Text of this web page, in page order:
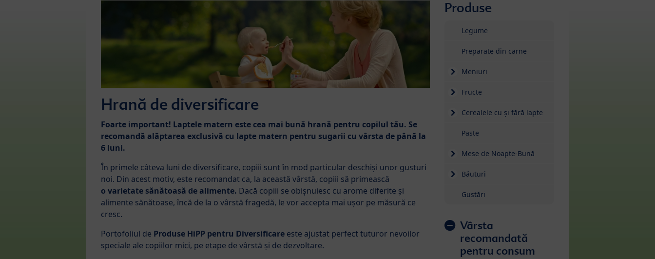
Sari la lista de produse
Produse
Legume
Preparate din carne
Meniuri
Fructe
Cerealele cu și fără lapte
Paste
Mese de Noapte-Bună
Băuturi
Gustări
Vârsta
recomandată
pentru consum
Hrană de diversificare
Foarte important! Laptele matern este cea mai bună hrană pentru copilul tău. Se
recomandă alăptarea exclusivă cu lapte matern pentru sugarii cu vârsta de până la
6 luni.
În primele câteva luni de diversificare, copiii sunt în mod particular deschiși unor gusturi
noi. Din acest motiv, este recomandat ca, la această vârstă, copiii să primească
o varietate sănătoasă de alimente. Dacă copiii se obișnuiesc cu arome diferite și
alimente sănătoase, încă de la o vârstă fragedă, le vor accepta mai ușor pe măsură ce
cresc.
Portofoliul de Produse HiPP pentru Diversificare este ajustat perfect tuturor nevoilor
speciale ale copiilor mici, pe etape de vârstă și de dezvoltare.